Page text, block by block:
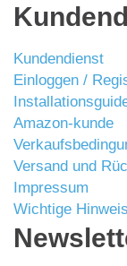
Kundendienst
Einloggen /
Amazon-kunde
Versand und
Impressum
Wichtige